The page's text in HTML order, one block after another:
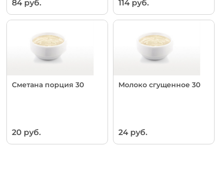
84 руб. 114 руб.
Сметана порция 30
20 руб.
Молоко сгущенное 30
24 руб.